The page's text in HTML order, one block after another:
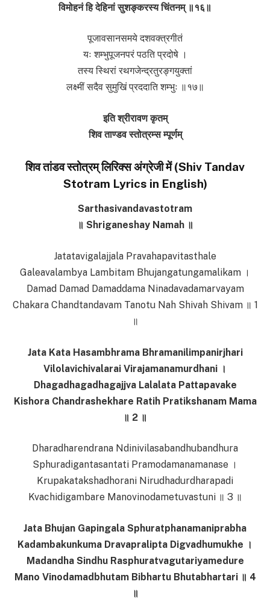
विमोहनं हि देहिनां सुशङ्करस्य चिंतनम् ॥१६॥
पूजावसानसमये दशवक्त्रगीतं
यः शम्भुपूजनपरं पठति प्रदोषे ।
तस्य स्थिरां रथगजेन्द्रतुरङ्गयुक्तां
लक्ष्मीं सदैव सुमुखिं प्रददाति शम्भुः ॥१७॥
इति श्रीरावण कृतम्
शिव ताण्डव स्तोत्रम्स म्पूर्णम्
शिव तांडव स्तोत्रम् लिरिक्स अंग्रेजी में (Shiv Tandav
Stotram Lyrics in English)
Sarthasivandavastotram
॥ Shriganeshay Namah ॥
Jatatavigalajjala Pravahapavitasthale
Galeavalambya Lambitam Bhujangatungamalikam ।
Damad Damad Damaddama Ninadavadamarvayam
Chakara Chandtandavam Tanotu Nah Shivah Shivam ॥ 1
॥
Jata Kata Hasambhrama Bhramanilimpanirjhari
Vilolavichivalarai Virajamanamurdhani ।
Dhagadhagadhagajjva Lalalata Pattapavake
Kishora Chandrashekhare Ratih Pratikshanam Mama
॥ 2 ॥
Dharadharendrana Ndinivilasabandhubandhura
Sphuradigantasantati Pramodamanamanase ।
Krupakatakshadhorani Nirudhadurdharapadi
Kvachidigambare Manovinodametuvastuni ॥ 3 ॥
Jata Bhujan Gapingala Sphuratphanamaniprabha
Kadambakunkuma Dravapralipta Digvadhumukhe ।
Madandha Sindhu Rasphuratvagutariyamedure
Mano Vinodamadbhutam Bibhartu Bhutabhartari ॥ 4
॥